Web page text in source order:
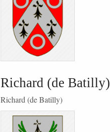
Richard (de Batilly)
Richard (de Batilly)